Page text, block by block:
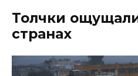
Толчки
странах